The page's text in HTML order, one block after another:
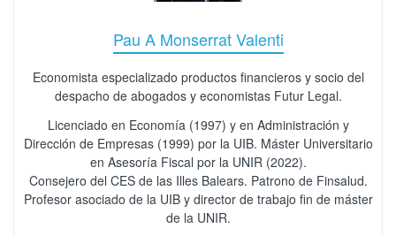
Pau A Monserrat Valenti
Economista especializado productos financieros y socio del
despacho de abogados y economistas Futur Legal.
Licenciado en Economía (1997) y en Administración y
Dirección de Empresas (1999) por la UIB. Máster Universitario
en Asesoría Fiscal por la UNIR (2022).
Consejero del CES de las Illes Balears. Patrono de Finsalud.
Profesor asociado de la UIB y director de trabajo fin de máster
de la UNIR.